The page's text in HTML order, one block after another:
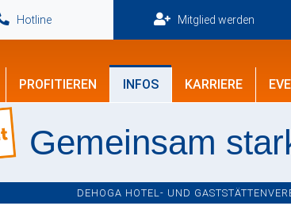
Hotline Mitglied werden
PROFITIEREN INFOS KARRIERE
Gemeinsam
DEHOGA HOTEL- UND